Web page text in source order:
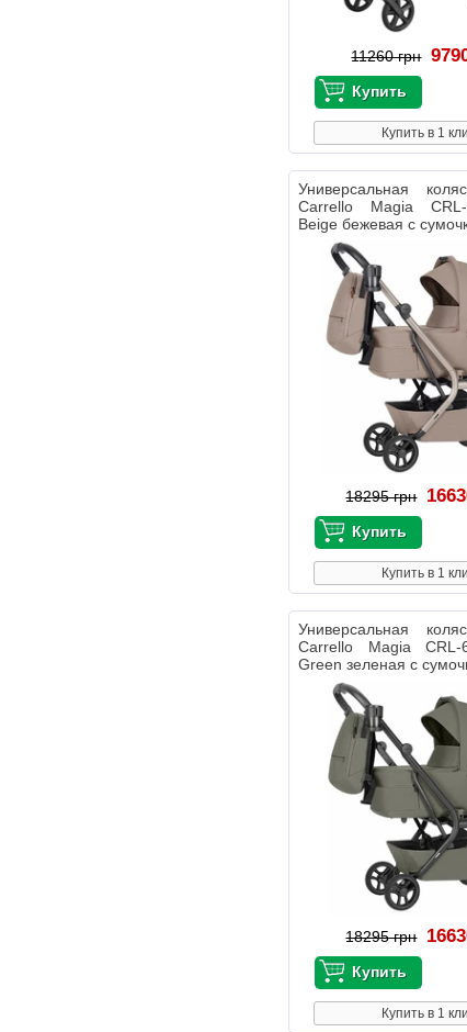
11260 грн
Купить в 1
Универсальная
Carrello Magia
Beige бежевая с
18295 грн
Купить в 1
Универсальная
Carrello Magia CRL-
Green зеленая с
18295 грн
Купить в 1